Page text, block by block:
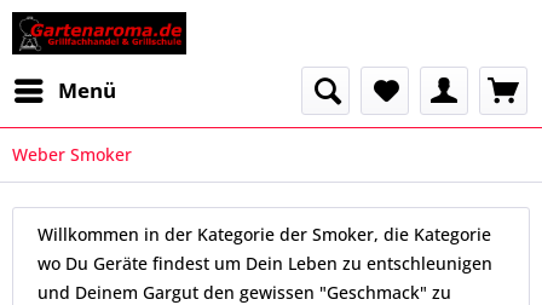
Menü
Weber Smoker
Willkommen in der Kategorie der Smoker, die Kategorie
wo Du Geräte findest um Dein Leben zu entschleunigen
und Deinem Gargut den gewissen "Geschmack" zu